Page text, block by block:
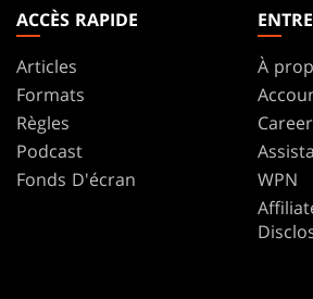
ACCÈS RAPIDE
Articles
Formats
Règles
Podcast
Fonds D'écran
À
WPN